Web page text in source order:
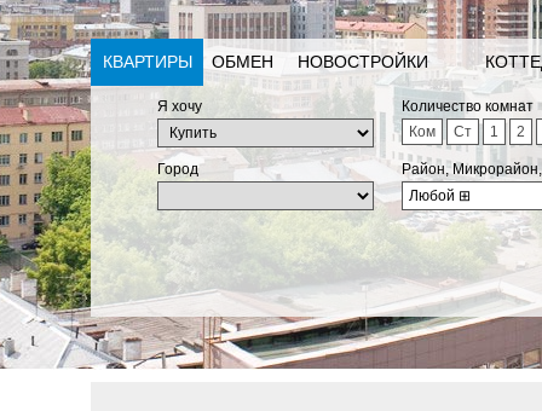
КВАРТИРЫ ОБМЕН НОВОСТРОЙКИ
Я хочу
Количество комнат
Ком
Ст 1 2
Город
Район,
Любой ⊞